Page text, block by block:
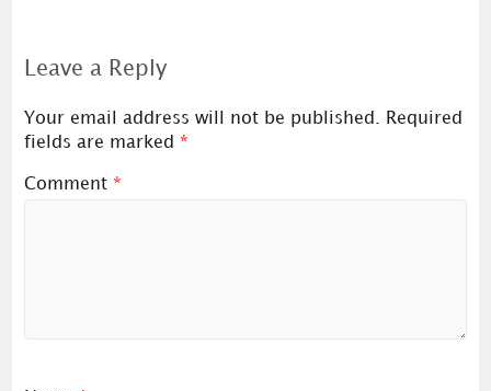
Leave a Reply
Your email address will not be published. Required
fields are marked *
Comment *